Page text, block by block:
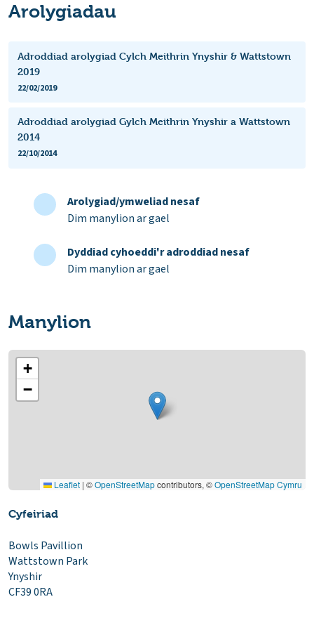
Arolygiadau
Adroddiad arolygiad Cylch Meithrin Ynyshir & Wattstown
2019
22/02/2019
Adroddiad arolygiad Gylch Meithrin Ynyshir a Wattstown
2014
22/10/2014
Arolygiad/ymweliad nesaf
Dim manylion ar gael
Dyddiad cyhoeddi'r adroddiad nesaf
Dim manylion ar gael
Manylion
+
−
Leaflet | ©OpenStreetMapcontributors, ©OpenStreetMap Cymru
Cyfeiriad
Bowls Pavillion
Wattstown Park
Ynyshir
CF39 0RA